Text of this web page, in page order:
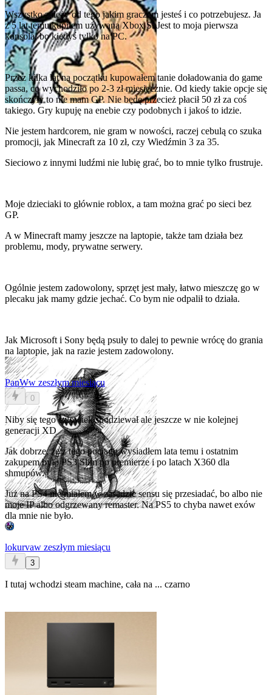
Wszystko zależy od tego jakim graczem jesteś i co potrzebujesz. Ja
z 5 lat temu kupiłem używaną Xbox S. Jest to moja pierwsza
konsola, bo kiedyś tylko na PC.
Przez kilka lat na początku kupowałem tanie doładowania do game
passa, co wychodziło po 2-3 zł miesięcznie. Od kiedy takie opcje się
skończyły to nie mam GP. Nie będę przecież płacił 50 zł za coś
takiego. Gry kupuję na enebie czy podobnych i jakoś to idzie.
Nie jestem hardcorem, nie gram w nowości, raczej cebulą co szuka
promocji, jak Minecraft za 10 zł, czy Wiedźmin 3 za 35.
Sieciowo z innymi ludźmi nie lubię grać, bo to mnie tylko frustruje.
Moje dzieciaki to głównie roblox, a tam można grać po sieci bez
GP.
A w Minecraft mamy jeszcze na laptopie, także tam działa bez
problemu, mody, prywatne serwery.
Ogólnie jestem zadowolony, sprzęt jest mały, łatwo mieszczę go w
plecaku jak mamy gdzie jechać. Co bym nie odpalił to działa.
Jak Microsoft i Sony będą psuły to dalej to pewnie wrócę do grania
na laptopie, jak na razie jestem zadowolony.
PanWw zeszłym miesiącu
0
Niby się tego człowiek spodziewał ale jeszcze w nie kolejnej
generacji XD
Jak dobrze, że z tego pociągu wysiadłem lata temu i ostatnim
zakupem było PS3 Slim po premierze i po latach X360 dla
shmupów.
Już na PS4 nie miałem w zasadzie sensu się przesiadać, bo albo nie
moje IP albo odgrzewany remaster. Na PS5 to chyba nawet exów
dla mnie nie było.
lokurvaw zeszłym miesiącu
3
I tutaj wchodzi steam machine, cała na ... czarno